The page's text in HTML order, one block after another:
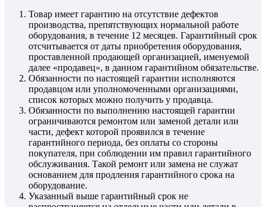
Товар имеет гарантию на отсутствие дефектов
производства, препятствующих нормальной работе
оборудования, в течение 12 месяцев. Гарантийный срок
отсчитывается от даты приобретения оборудования,
проставленной продающей организацией, именуемой
далее «продавец», в данном гарантийном обязательстве.
Обязанности по настоящей гарантии исполняются
продавцом или уполномоченными организациями,
список которых можно получить у продавца.
Обязанности по выполнению настоящей гарантии
ограничиваются ремонтом или заменой детали или
части, дефект которой проявился в течение
гарантийного периода, без оплаты со стороны
покупателя, при соблюдении им правил гарантийного
обслуживания. Такой ремонт или замена не служат
основанием для продления гарантийного срока на
оборудование.
Указанный выше гарантийный срок не